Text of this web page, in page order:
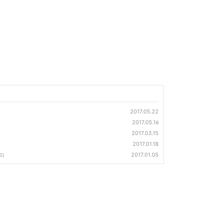
2017.05.22
2017.05.16
2017.03.15
2017.01.18
2017.01.05